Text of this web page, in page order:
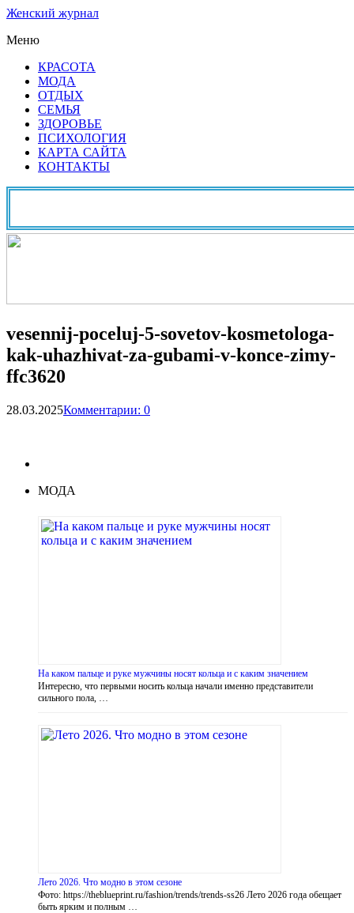
Женский журнал
Меню
КРАСОТА
МОДА
ОТДЫХ
СЕМЬЯ
ЗДОРОВЬЕ
ПСИХОЛОГИЯ
КАРТА САЙТА
КОНТАКТЫ
vesennij-poceluj-5-sovetov-kosmetologa-
kak-uhazhivat-za-gubami-v-konce-zimy-
ffc3620
28.03.2025Комментарии: 0
МОДА
На каком пальце и руке мужчины носят кольца и с каким значением
Интересно, что первыми носить кольца начали именно представители
сильного пола, …
Лето 2026. Что модно в этом сезоне
Фото: https://theblueprint.ru/fashion/trends/trends-ss26 Лето 2026 года обещает
быть ярким и полным …